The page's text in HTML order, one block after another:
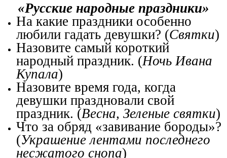
«Русские народные праздники»
На какие праздники особенно
любили гадать девушки? (Святки)
Назовите самый короткий
народный праздник. (Ночь Ивана
Купала)
Назовите время года, когда
девушки праздновали свой
праздник. (Весна, Зеленые святки)
Что за обряд «завивание бороды»?
(Украшение лентами последнего
несжатого снопа)